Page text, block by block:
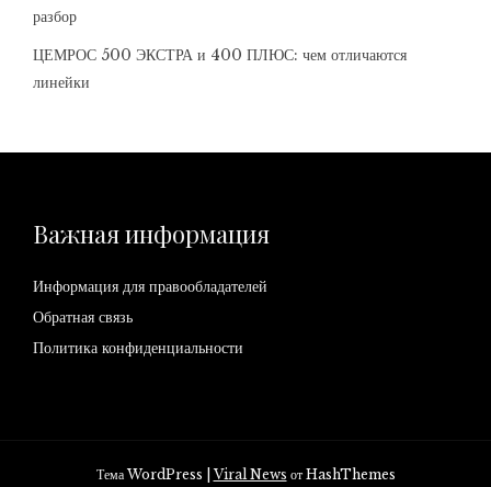
разбор
ЦЕМРОС 500 ЭКСТРА и 400 ПЛЮС: чем отличаются
линейки
Важная информация
Информация для правообладателей
Обратная связь
Политика конфиденциальности
Тема WordPress |Viral News от HashThemes